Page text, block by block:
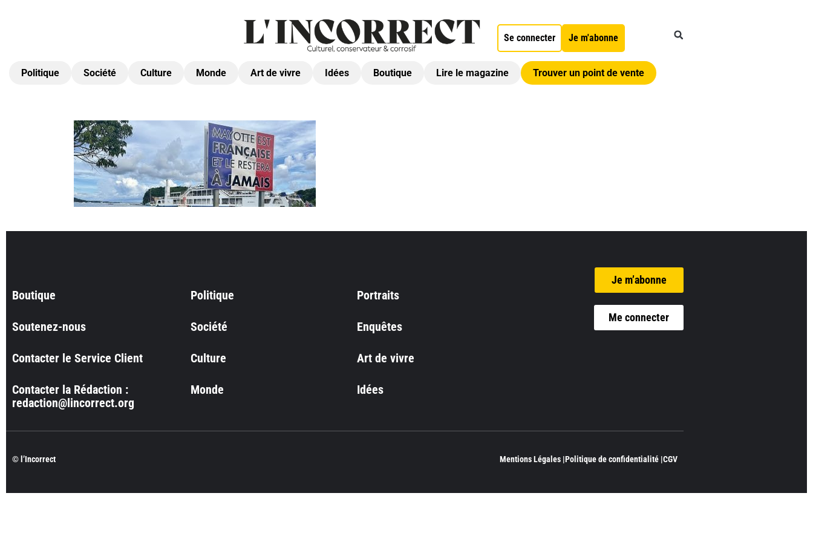
Se connecter Je m'abonne
Politique Société Culture Monde Art de vivre Idées Boutique Lire le magazine Trouver un point de vente
Boutique
Soutenez-nous
Contacter le Service Client
Contacter la Rédaction :
redaction@lincorrect.org
Politique
Société
Culture
Monde
Portraits
Enquêtes
Art de vivre
Idées
Je m’abonne
Me connecter
© l’Incorrect Mentions Légales |Politique de confidentialité |CGV